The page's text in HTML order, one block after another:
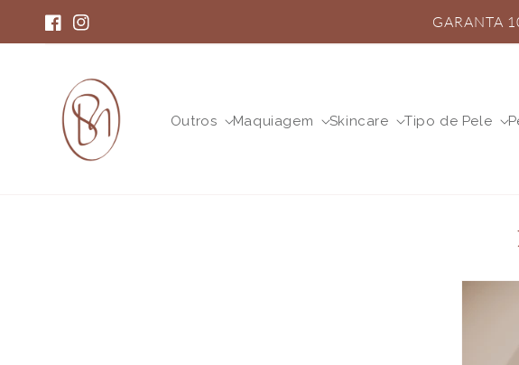
para o
conteúdo
GARANTA
FacebookInstagram
Outros Maquiagem Skincare Tipo de Pele